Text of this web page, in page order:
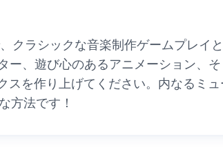
ラシックな音楽制作ゲームプレイ
、遊び心のあるアニメーション、
を作り上げてください。内なるミ
方法です！